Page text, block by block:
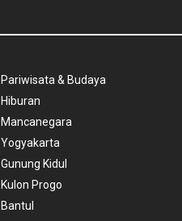
Pariwisata & Budaya
Hiburan
Mancanegara
Yogyakarta
Gunung Kidul
Kulon Progo
Bantul